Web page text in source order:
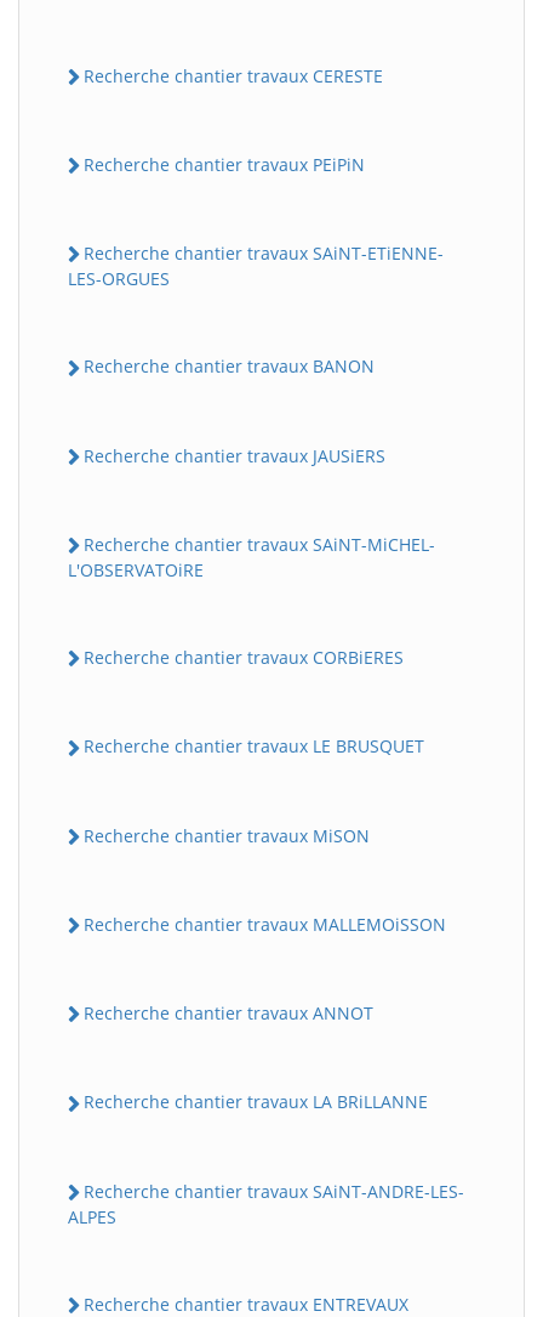
Recherche chantier travaux CERESTE
Recherche chantier travaux PEiPiN
Recherche chantier travaux SAiNT-ETiENNE-
LES-ORGUES
Recherche chantier travaux BANON
Recherche chantier travaux JAUSiERS
Recherche chantier travaux SAiNT-MiCHEL-
L'OBSERVATOiRE
Recherche chantier travaux CORBiERES
Recherche chantier travaux LE BRUSQUET
Recherche chantier travaux MiSON
Recherche chantier travaux MALLEMOiSSON
Recherche chantier travaux ANNOT
Recherche chantier travaux LA BRiLLANNE
Recherche chantier travaux SAiNT-ANDRE-LES-
ALPES
Recherche chantier travaux ENTREVAUX